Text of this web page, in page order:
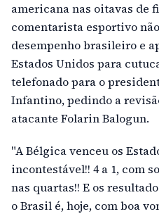
americana nas oitavas de
comentarista esportivo
desempenho brasileiro e
Estados Unidos para
telefonado para o
Infantino, pedindo a
atacante Folarin Balogun.
"A Bélgica venceu os
incontestável!! 4 a 1, com
nas quartas!! E os
o Brasil é, hoje, com boa